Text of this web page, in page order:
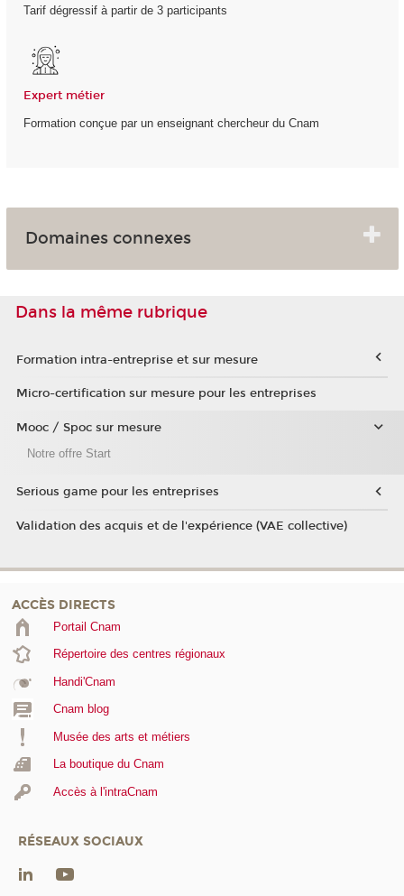
Tarif dégressif à partir de 3 participants
Expert métier
Formation conçue par un enseignant chercheur du Cnam
Domaines connexes
Dans la même rubrique
Formation intra-entreprise et sur mesure
Micro-certification sur mesure pour les entreprises
Mooc / Spoc sur mesure
Notre offre Start
Serious game pour les entreprises
Validation des acquis et de l'expérience (VAE collective)
ACCÈS DIRECTS
Portail Cnam
Répertoire des centres régionaux
Handi'Cnam
Cnam blog
Musée des arts et métiers
La boutique du Cnam
Accès à l'intraCnam
RÉSEAUX SOCIAUX